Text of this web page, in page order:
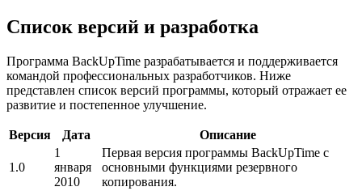
Список версий и разработка
Программа BackUpTime разрабатывается и поддерживается
командой профессиональных разработчиков. Ниже
представлен список версий программы, который отражает ее
развитие и постепенное улучшение.
Версия Дата Описание
1.0
1
января
2010
Первая версия программы BackUpTime с
основными функциями резервного
копирования.